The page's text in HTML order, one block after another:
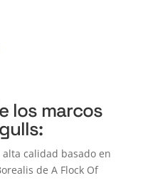
los marcos
alta calidad basado en
de A Flock Of